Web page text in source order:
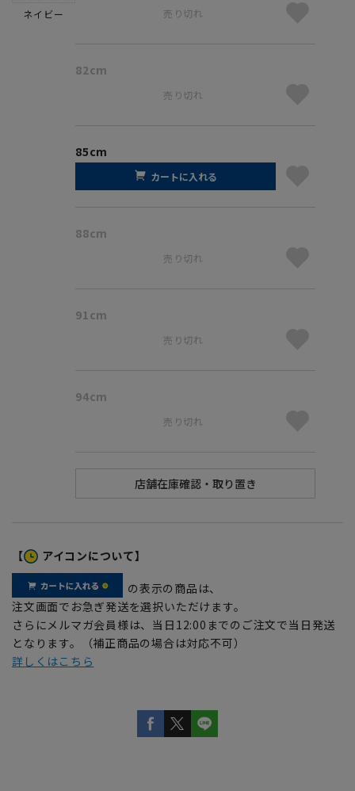
ネイビー 売り切れ
82cm
売り切れ
85cm
カートに入れる
88cm
売り切れ
91cm
売り切れ
94cm
売り切れ
【 アイコンについて】
の表示の商品は、
注文画面でお急ぎ発送を選択いただけます。
さらにメルマガ会員様は、当日12:00までのご注文で当日発送
となります。（補正商品の場合は対応不可）
詳しくはこちら